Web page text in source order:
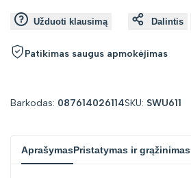
value
"product"
kiekį
"product"
kiekį
Užduoti klausimą Dalintis
Patikimas saugus apmokėjimas
Barkodas: 087614026114SKU: SWU611
AprašymasPristatymas ir grąžinimas